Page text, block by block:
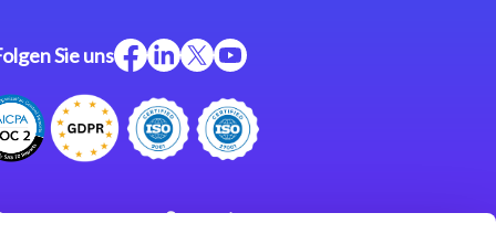
Sie uns
Support